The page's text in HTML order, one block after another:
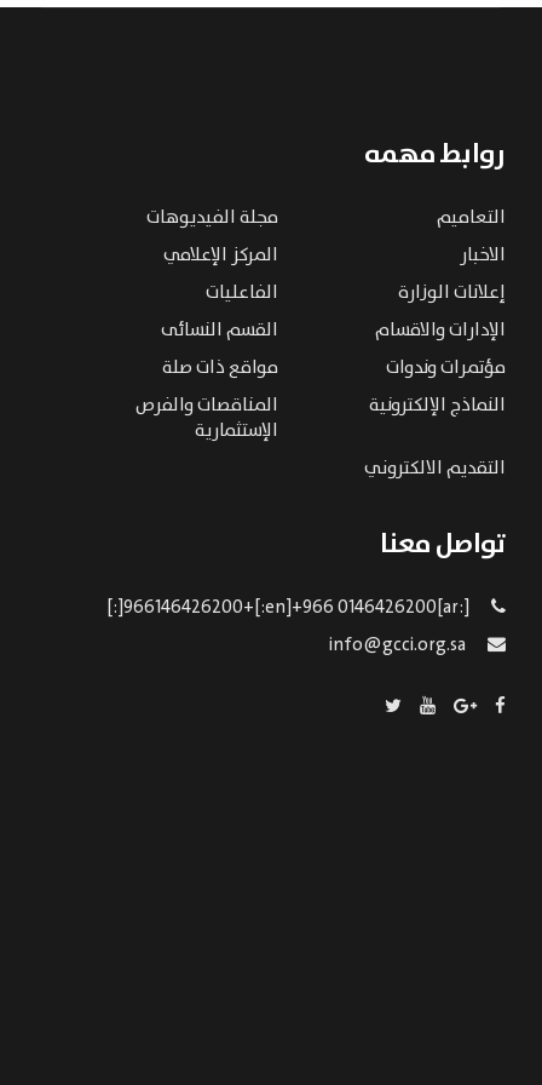
روابط مهمه
التعاميم
مجلة الفيديوهات
الاخبار
المركز الإعلامي
إعلانات الوزارة
الفاعليات
الإدارات والاقسام
القسم النسائى
مؤتمرات وندوات
مواقع ذات صلة
النماذج الإلكترونية
المناقصات والفرص
الإستثمارية
التقديم الالكتروني
تواصل معنا
[:ar]966146426200+[:en]+966 0146426200[:]